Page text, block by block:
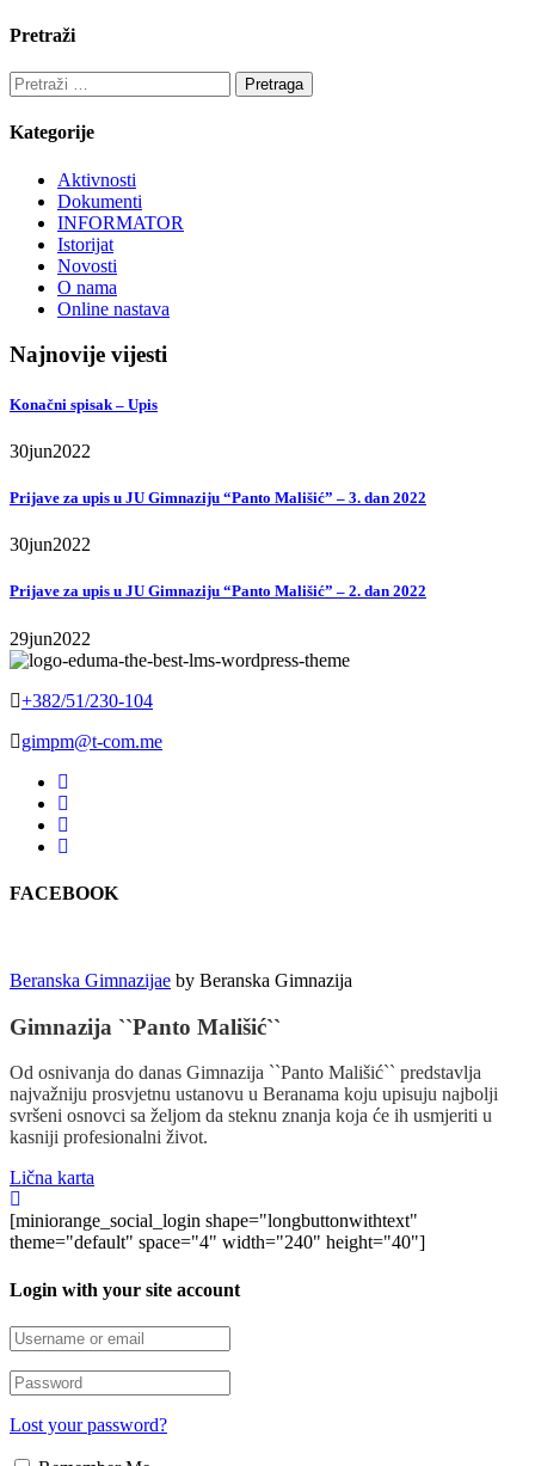
Pretraži
Pretraga:
Kategorije
Aktivnosti
Dokumenti
INFORMATOR
Istorijat
Novosti
O nama
Online nastava
Najnovije vijesti
Konačni spisak – Upis
30jun2022
Prijave za upis u JU Gimnaziju “Panto Mališić” – 3. dan 2022
30jun2022
Prijave za upis u JU Gimnaziju “Panto Mališić” – 2. dan 2022
29jun2022
+382/51/230-104
gimpm@t-com.me
FACEBOOK
Beranska Gimnazijae by Beranska Gimnazija
Gimnazija ``Panto Mališić``
Od osnivanja do danas Gimnazija ``Panto Mališić`` predstavlja
najvažniju prosvjetnu ustanovu u Beranama koju upisuju najbolji
svršeni osnovci sa željom da steknu znanja koja će ih usmjeriti u
kasniji profesionalni život.
Lična karta
[miniorange_social_login shape="longbuttonwithtext"
theme="default" space="4" width="240" height="40"]
Login with your site account
Lost your password?